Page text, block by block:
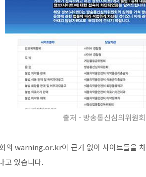
출처 - 방송통신심의위원회
의 warning.or.kr이 근거 없이 사이트들을
고 있습니다.